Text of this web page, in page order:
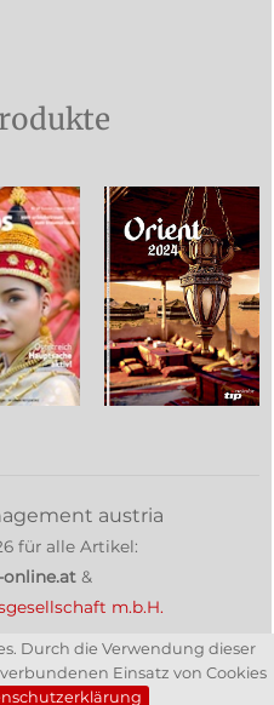
Durch die Verwendung dieser
Einsatz von Cookies
austria
für alle Artikel:
&
m.b.H.